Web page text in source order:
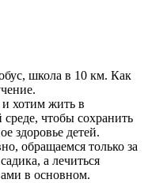
школа в 10 км. Как
хотим жить в
чтобы сохранить
здоровье детей.
обращаемся только за
а лечиться
в основном.